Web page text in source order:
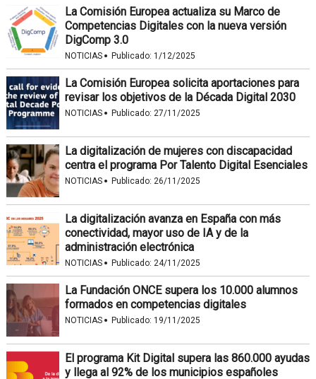
La Comisión Europea actualiza su Marco de
Competencias Digitales con la nueva versión
DigComp 3.0
NOTICIAS · Publicado: 1/12/2025
La Comisión Europea solicita aportaciones para
revisar los objetivos de la Década Digital 2030
NOTICIAS · Publicado: 27/11/2025
La digitalización de mujeres con discapacidad
centra el programa Por Talento Digital Esenciales
NOTICIAS · Publicado: 26/11/2025
La digitalización avanza en España con más
conectividad, mayor uso de IA y de la
administración electrónica
NOTICIAS · Publicado: 24/11/2025
La Fundación ONCE supera los 10.000 alumnos
formados en competencias digitales
NOTICIAS · Publicado: 19/11/2025
El programa Kit Digital supera las 860.000 ayudas
y llega al 92% de los municipios españoles